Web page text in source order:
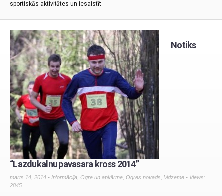
sportiskās aktivitātes un iesaistīt
Notiks
“Lazdukalnu pavasara kross 2014”
marts 14, 2014 • Informācija, Ogre un apkārtne, Ogres novads, Vidzeme • Views:
2845